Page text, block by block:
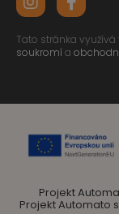
Tato stránka využívá
soukromía
Projekt
Projekt Automato